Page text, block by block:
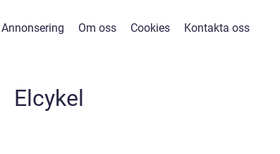
Annonsering Om oss Cookies Kontakta oss
Elcykel